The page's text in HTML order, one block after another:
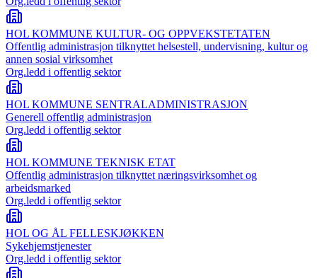
HOL KOMMUNE KULTUR- OG OPPVEKSTETATEN
Offentlig administrasjon tilknyttet helsestell, undervisning, kultur og
annen sosial virksomhet
Org.ledd i offentlig sektor
HOL KOMMUNE SENTRALADMINISTRASJON
Generell offentlig administrasjon
Org.ledd i offentlig sektor
HOL KOMMUNE TEKNISK ETAT
Offentlig administrasjon tilknyttet næringsvirksomhet og
arbeidsmarked
Org.ledd i offentlig sektor
HOL OG ÅL FELLESKJØKKEN
Sykehjemstjenester
Org.ledd i offentlig sektor